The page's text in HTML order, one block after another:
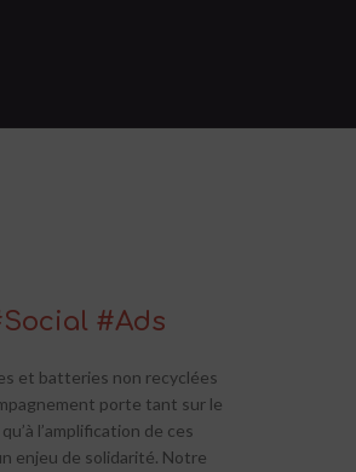
#Ads
et batteries non recyclées
porte tant sur le
l’amplification de ces
enjeu de solidarité. Notre